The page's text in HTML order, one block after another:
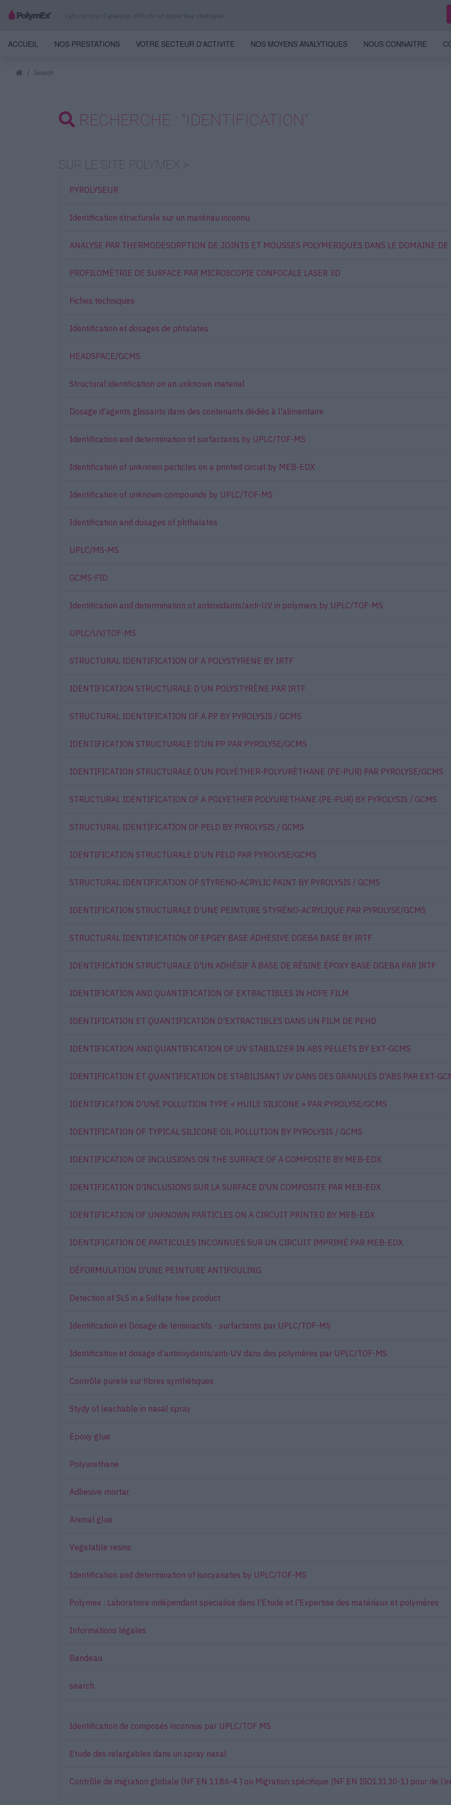
Laboratoire d’analyse, d’étude et expertise chimique
ACCUEIL NOS PRESTATIONS VOTRE SECTEUR D'ACTIVITE NOS MOYENS ANALYTIQUES NOUS CONNAITRE
Search
RECHERCHE : "IDENTIFICATION"
SUR LE SITE POLYMEX >
PYROLYSEUR
Identification structurale sur un matériau inconnu
ANALYSE PAR THERMODESORPTION DE JOINTS ET MOUSSES POLYMERIQUES DANS LE DOMAINE
PROFILOMÉTRIE DE SURFACE PAR MICROSCOPIE CONFOCALE LASER 3D
Fiches techniques
Identification et dosages de phtalates
HEADSPACE/GCMS
Structural identification on an unknown material
Dosage d’agents glissants dans des contenants dédiés à l'alimentaire
Identification and determination of surfactants by UPLC/TOF-MS
Identification of unknown particles on a printed circuit by MEB-EDX
Identification of unknown compounds by UPLC/TOF-MS
Identification and dosages of phthalates
UPLC/MS-MS
GCMS-FID
Identification and determination of antioxidants/anti-UV in polymers by UPLC/TOF-MS
UPLC/UV/TOF-MS
STRUCTURAL IDENTIFICATION OF A POLYSTYRENE BY IRTF
IDENTIFICATION STRUCTURALE D’UN POLYSTYRÈNE PAR IRTF
STRUCTURAL IDENTIFICATION OF A PP BY PYROLYSIS / GCMS
IDENTIFICATION STRUCTURALE D’UN PP PAR PYROLYSE/GCMS
IDENTIFICATION STRUCTURALE D’UN POLYÉTHER-POLYURÉTHANE (PE-PUR) PAR PYROLYSE/GCMS
STRUCTURAL IDENTIFICATION OF A POLYETHER POLYURETHANE (PE-PUR) BY PYROLYSIS / GCMS
STRUCTURAL IDENTIFICATION OF PELD BY PYROLYSIS / GCMS
IDENTIFICATION STRUCTURALE D’UN PELD PAR PYROLYSE/GCMS
STRUCTURAL IDENTIFICATION OF STYRENO-ACRYLIC PAINT BY PYROLYSIS / GCMS
IDENTIFICATION STRUCTURALE D’UNE PEINTURE STYRÉNO-ACRYLIQUE PAR PYROLYSE/GCMS
STRUCTURAL IDENTIFICATION OF EPGEY BASE ADHESIVE DGEBA BASE BY IRTF
IDENTIFICATION STRUCTURALE D'UN ADHÉSIF À BASE DE RÉSINE ÉPOXY BASE DGEBA PAR IRTF
IDENTIFICATION AND QUANTIFICATION OF EXTRACTIBLES IN HDPE FILM
IDENTIFICATION ET QUANTIFICATION D'EXTRACTIBLES DANS UN FILM DE PEHD
IDENTIFICATION AND QUANTIFICATION OF UV STABILIZER IN ABS PELLETS BY EXT-GCMS
IDENTIFICATION ET QUANTIFICATION DE STABILISANT UV DANS DES GRANULÉS D'ABS PAR EXT-
IDENTIFICATION D'UNE POLLUTION TYPE « HUILE SILICONE » PAR PYROLYSE/GCMS
IDENTIFICATION OF TYPICAL SILICONE OIL POLLUTION BY PYROLYSIS / GCMS
IDENTIFICATION OF INCLUSIONS ON THE SURFACE OF A COMPOSITE BY MEB-EDX
IDENTIFICATION D'INCLUSIONS SUR LA SURFACE D'UN COMPOSITE PAR MEB-EDX
IDENTIFICATION OF UNKNOWN PARTICLES ON A CIRCUIT PRINTED BY MEB-EDX
IDENTIFICATION DE PARTICULES INCONNUES SUR UN CIRCUIT IMPRIMÉ PAR MEB-EDX
DÉFORMULATION D'UNE PEINTURE ANTIFOULING
Detection of SLS in a Sulfate free product
Identification et Dosage de tensioactifs - surfactants par UPLC/TOF-MS
Identification et dosage d’antioxydants/anti-UV dans des polymères par UPLC/TOF-MS
Contrôle pureté sur fibres synthétiques
Stydy of leachable in nasal spray
Epoxy glue
Polyurethane
Adhesive mortar
Animal glue
Vegetable resins
Identification and determination of isocyanates by UPLC/TOF-MS
Polymex : Laboratoire indépendant spécialisé dans l'Etude et l'Expertise des matériaux et polymères
Informations légales
Bandeau
search
Identification de composés inconnus par UPLC/TOF MS
Etude des relargables dans un spray nasal
Contrôle de migration globale (NF EN 1186-4 ) ou Migration spécifique (NF EN ISO13130-1) pour de